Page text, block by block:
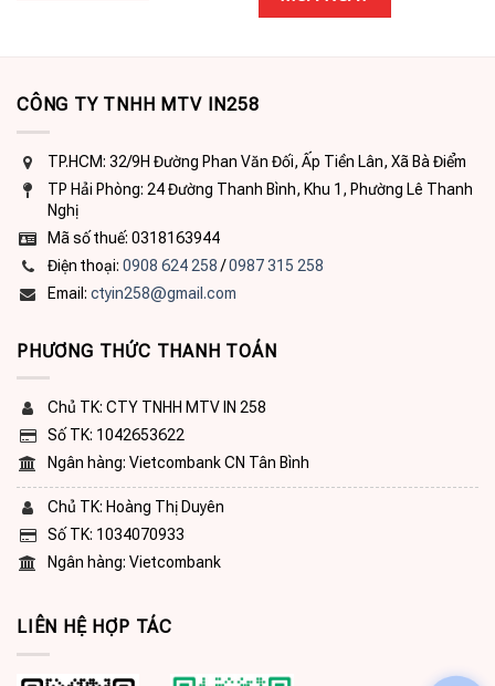
CÔNG TY TNHH MTV IN258
TP.HCM: 32/9H Đường Phan Văn Đối, Ấp Tiền Lân, Xã Bà Điểm
TP Hải Phòng: 24 Đường Thanh Bình, Khu 1, Phường Lê Thanh
Nghị
Mã số thuế: 0318163944
Điện thoại: 0908 624 258 /0987 315 258
Email: ctyin258@gmail.com
PHƯƠNG THỨC THANH TOÁN
Chủ TK: CTY TNHH MTV IN 258
Số TK: 1042653622
Ngân hàng: Vietcombank CN Tân Bình
Chủ TK: Hoàng Thị Duyên
Số TK: 1034070933
Ngân hàng: Vietcombank
LIÊN HỆ HỢP TÁC